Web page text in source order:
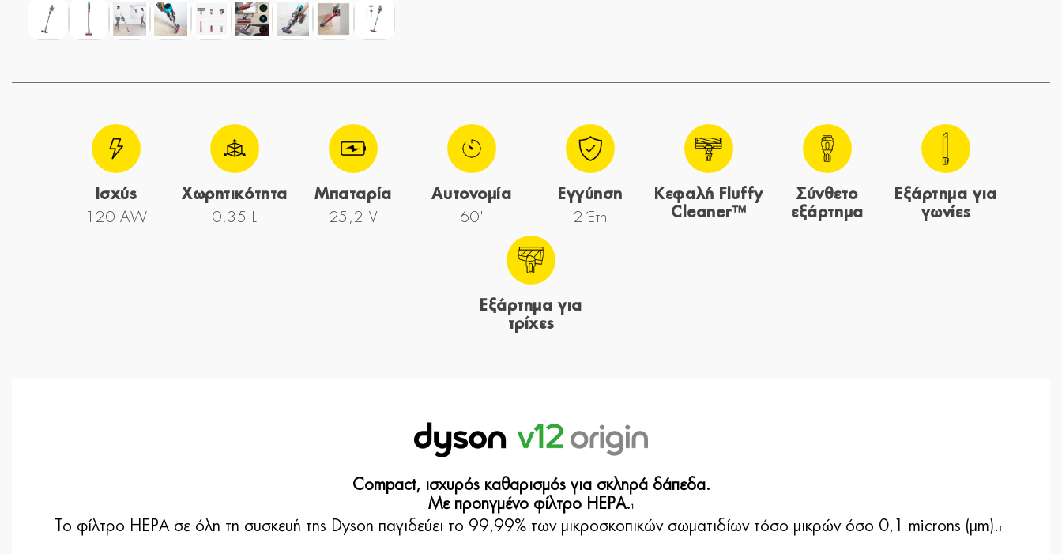
Ισχύς
120 AW
Χωρητικότητα
0,35 L
Μπαταρία
25,2 V
Αυτονομία
60'
Εγγύηση
2 Έτη
Κεφαλή Fluffy
Cleaner™
Σύνθετο
εξάρτημα
Εξάρτημα για
γωνίες
Εξάρτημα για
τρίχες
Compact, ισχυρός καθαρισμός για σκληρά δάπεδα.
Με προηγμένο φίλτρο HEPA.
Το φίλτρο HEPA σε όλη τη συσκευή της Dyson παγιδεύει το 99,99% των μικροσκοπικών σωματιδίων τόσο μικρών όσο 0,1 microns (μm).